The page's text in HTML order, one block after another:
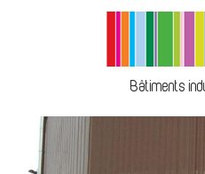
Bâtiments